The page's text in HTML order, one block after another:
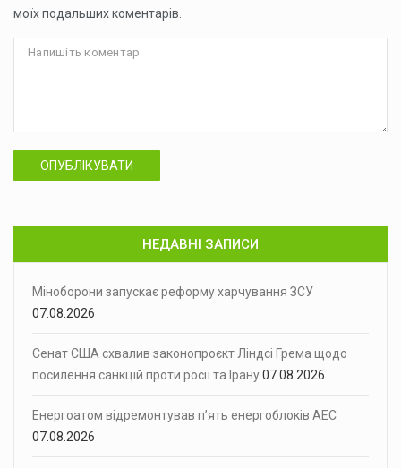
моїх подальших коментарів.
ОПУБЛІКУВАТИ
НЕДАВНІ ЗАПИСИ
Міноборони запускає реформу харчування ЗСУ
07.08.2026
Сенат США схвалив законопроєкт Ліндсі Грема щодо
посилення санкцій проти росії та Ірану07.08.2026
Енергоатом відремонтував п’ять енергоблоків АЕС
07.08.2026